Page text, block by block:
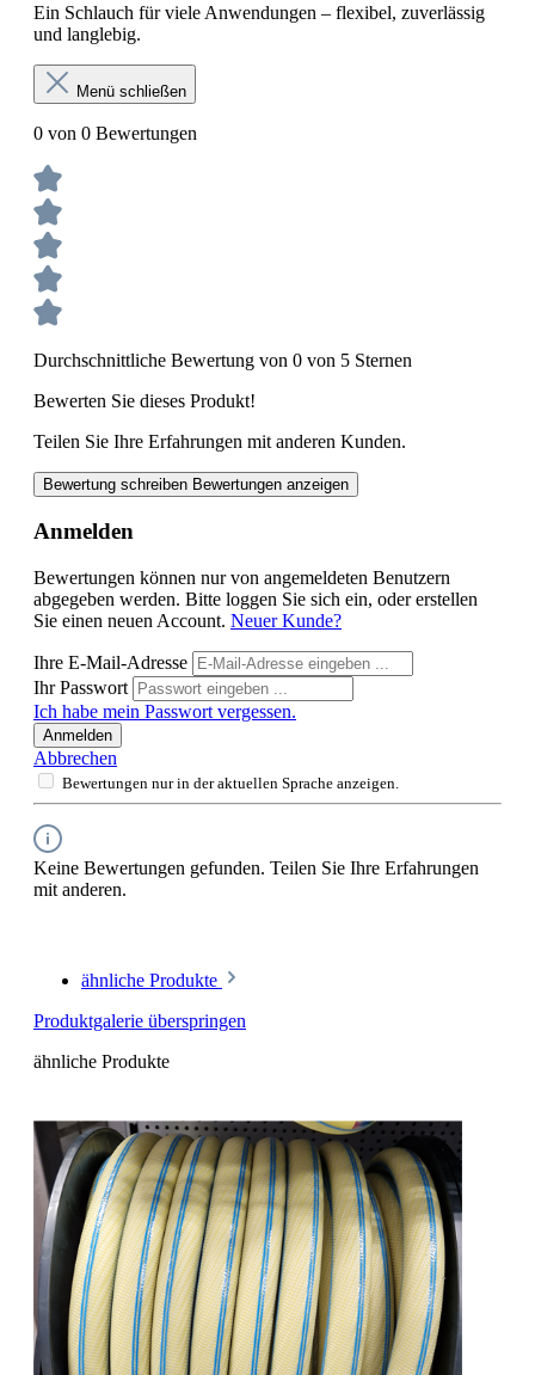
Ein Schlauch für viele Anwendungen – flexibel, zuverlässig
und langlebig.
Menü schließen
0 von 0 Bewertungen
Durchschnittliche Bewertung von 0 von 5 Sternen
Bewerten Sie dieses Produkt!
Teilen Sie Ihre Erfahrungen mit anderen Kunden.
Bewertung schreiben Bewertungen anzeigen
Anmelden
Bewertungen können nur von angemeldeten Benutzern
abgegeben werden. Bitte loggen Sie sich ein, oder erstellen
Sie einen neuen Account. Neuer Kunde?
Ihre E-Mail-Adresse
Ihr Passwort
Ich habe mein Passwort vergessen.
Anmelden
Abbrechen
Bewertungen nur in der aktuellen Sprache anzeigen.
Keine Bewertungen gefunden. Teilen Sie Ihre Erfahrungen
mit anderen.
ähnliche Produkte
Produktgalerie überspringen
ähnliche Produkte